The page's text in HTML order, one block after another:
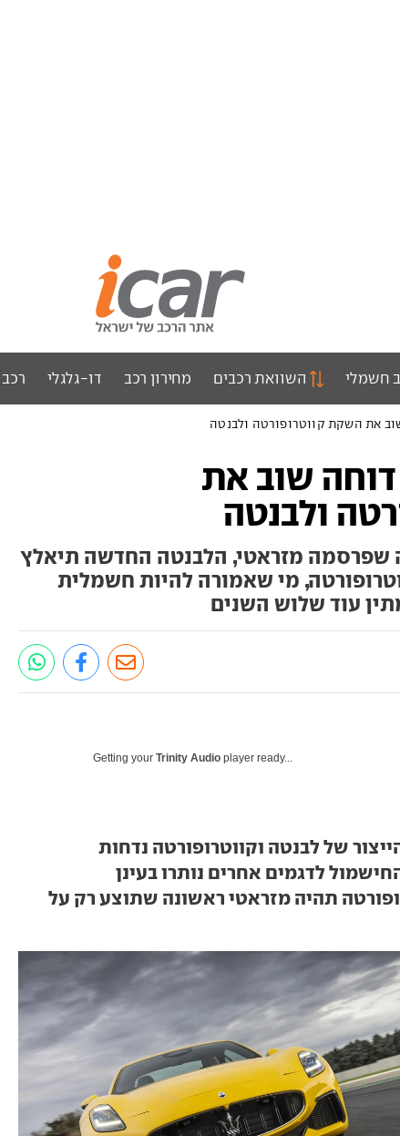
חשמלי השוואת רכבים מחירון רכב דו-גלגלי
את השקת קווטרופורטה ולבנטה
דוחה שוב את
ולבנטה
שפרסמה מזראטי, הלבנטה החדשה תיאלץ
מי שאמורה להיות חשמלית
עוד שלוש השנים
Getting yourTrinity Audio player ready...
של לבנטה וקווטרופורטה נדחות
לדגמים אחרים נותרו בעינן
תהיה מזראטי ראשונה שתוצע רק על